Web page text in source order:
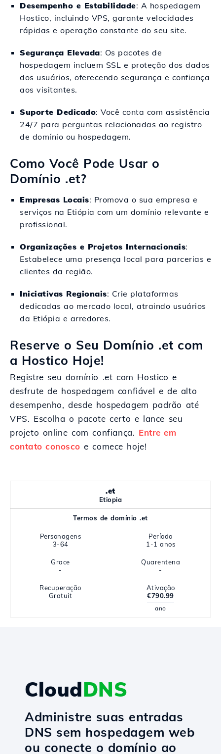
Desempenho e Estabilidade: A hospedagem
Hostico, incluindo VPS, garante velocidades
rápidas e operação constante do seu site.
Segurança Elevada: Os pacotes de
hospedagem incluem SSL e proteção dos dados
dos usuários, oferecendo segurança e confiança
aos visitantes.
Suporte Dedicado: Você conta com assistência
24/7 para perguntas relacionadas ao registro
de domínio ou hospedagem.
Como Você Pode Usar o
Domínio .et?
Empresas Locais: Promova o sua empresa e
serviços na Etiópia com um domínio relevante e
profissional.
Organizações e Projetos Internacionais:
Estabelece uma presença local para parcerias e
clientes da região.
Iniciativas Regionais: Crie plataformas
dedicadas ao mercado local, atraindo usuários
da Etiópia e arredores.
Reserve o Seu Domínio .et com
a Hostico Hoje!
Registre seu domínio .et com Hostico e
desfrute de hospedagem confiável e de alto
desempenho, desde hospedagem padrão até
VPS. Escolha o pacote certo e lance seu
projeto online com confiança. Entre em
contato conosco e comece hoje!
.et
Etiopia
Termos de domínio .et
Personagens
3-64
Período
1-1 anos
Grace
-
Quarentena
-
Recuperação
Gratuit
Ativação
€790.99
ano
CloudDNS
Administre suas entradas
DNS sem hospedagem web
ou conecte o domínio ao